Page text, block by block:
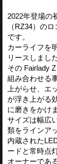
2022年登場の
（RZ34）の
です。
カーライフを
リースしまし
その Fairlady
組み合わせる
上がらせ、エ
が浮き上がる
に磨きをかけ
サイズは幅広
類をラインア
内蔵された
ードと常時点
オーナーであ